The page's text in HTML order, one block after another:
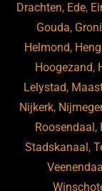
Drachten, Ede,
Gouda,
Helmond,
Hoogezand,
Lelystad,
Nijkerk,
Roosendaal ,
Stadskanaal ,
Veenendaal